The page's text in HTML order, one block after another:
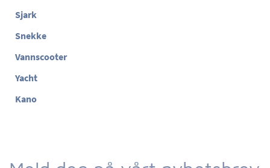
Sjark
Snekke
Vannscooter
Yacht
Kano